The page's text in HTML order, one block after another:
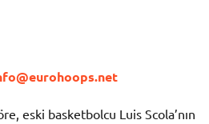
eski basketbolcu Luis Scola’nın